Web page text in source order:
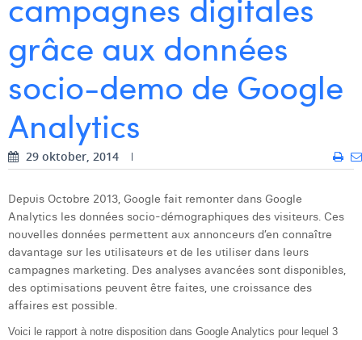
Dhan Claes
Diane Tremouroux
Edouard Polet
Elio Civalleri
Eliott Pousset
Glenn Vanderlinden
Hanne Van Loock
Janne Beke
Jonas Geiregat
Digital Business Intern
grâce aux données
socio-demo de Google
Analytics
29 oktober, 2014
Depuis Octobre 2013, Google fait remonter dans Google
Analytics les données socio-démographiques des visiteurs. Ces
nouvelles données permettent aux annonceurs d’en connaître
davantage sur les utilisateurs et de les utiliser dans leurs
campagnes marketing. Des analyses avancées sont disponibles,
des optimisations peuvent être faites, une croissance des
affaires est possible.
Voici le rapport à notre disposition dans Google Analytics pour lequel 3